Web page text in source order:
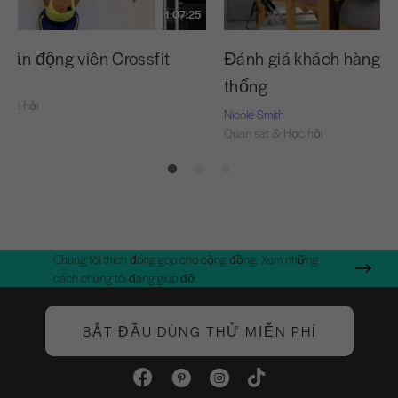
1:07:25
động viên Crossfit
hỏi
Đánh giá khách hàng
thống
Nicole Smith
Quan sát & Học hỏi
Chúng tôi thích đóng góp cho cộng đồng. Xem những
cách chúng tôi đang giúp đỡ.
BẮT ĐẦU DÙNG THỬ MIỄN PHÍ